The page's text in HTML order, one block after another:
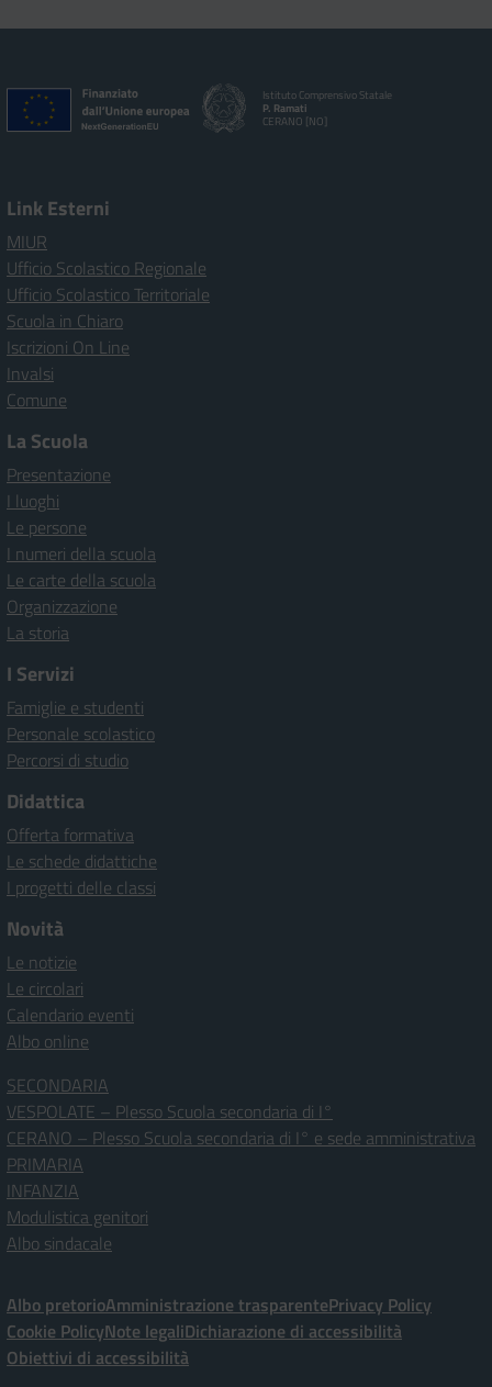
Istituto Comprensivo Statale
P. Ramati
CERANO [NO]
Link Esterni
MIUR
Ufficio Scolastico Regionale
Ufficio Scolastico Territoriale
Scuola in Chiaro
Iscrizioni On Line
Invalsi
Comune
La Scuola
Presentazione
I luoghi
Le persone
I numeri della scuola
Le carte della scuola
Organizzazione
La storia
I Servizi
Famiglie e studenti
Personale scolastico
Percorsi di studio
Didattica
Offerta formativa
Le schede didattiche
I progetti delle classi
Novità
Le notizie
Le circolari
Calendario eventi
Albo online
SECONDARIA
VESPOLATE – Plesso Scuola secondaria di I°
CERANO – Plesso Scuola secondaria di I° e sede amministrativa
PRIMARIA
INFANZIA
Modulistica genitori
Albo sindacale
Albo pretorioAmministrazione trasparentePrivacy Policy
Cookie PolicyNote legaliDichiarazione di accessibilità
Obiettivi di accessibilità